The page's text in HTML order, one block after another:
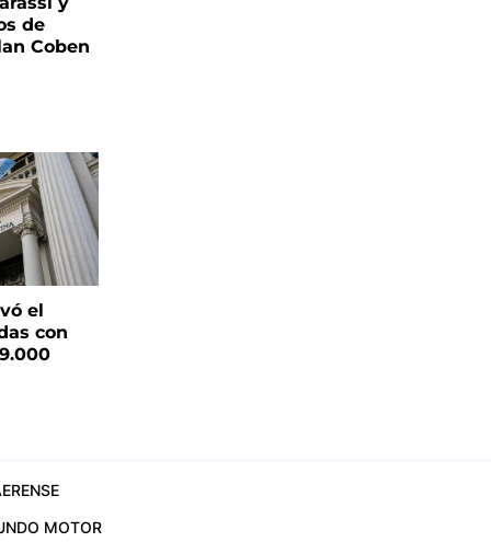
de
Coben
el
con
MOTOR